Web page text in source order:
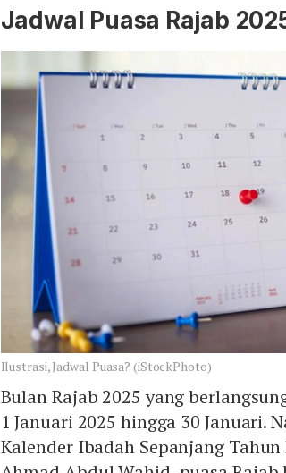
Jadwal Puasa Rajab
Ilustrasi, Jadwal Puasa? (iStockPhoto)
Bulan Rajab 2025 yang
1 Januari 2025 hingga 30
Kalender Ibadah Sepanjang